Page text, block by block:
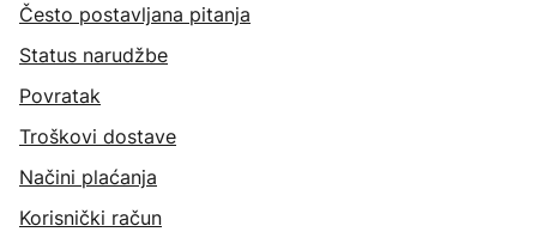
Često postavljana pitanja
Status narudžbe
Povratak
Troškovi dostave
Načini plaćanja
Korisnički račun